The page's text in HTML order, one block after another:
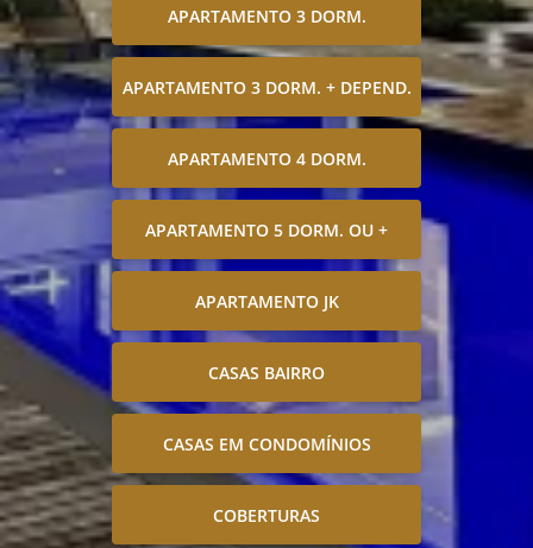
APARTAMENTO 3 DORM.
APARTAMENTO 3 DORM. + DEPEND.
APARTAMENTO 4 DORM.
APARTAMENTO 5 DORM. OU +
APARTAMENTO JK
CASAS BAIRRO
CASAS EM CONDOMÍNIOS
COBERTURAS